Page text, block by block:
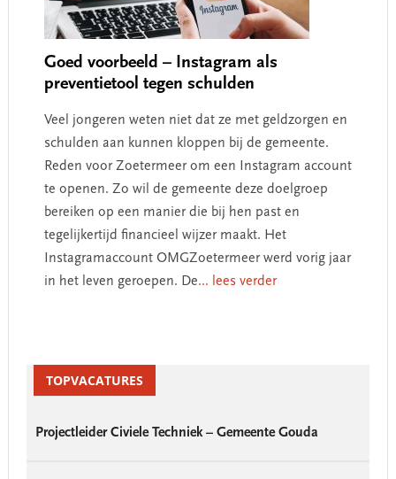
Goed voorbeeld – Instagram als
preventietool tegen schulden
Veel jongeren weten niet dat ze met geldzorgen en
schulden aan kunnen kloppen bij de gemeente.
Reden voor Zoetermeer om een Instagram account
te openen. Zo wil de gemeente deze doelgroep
bereiken op een manier die bij hen past en
tegelijkertijd financieel wijzer maakt. Het
Instagramaccount OMGZoetermeer werd vorig jaar
in het leven geroepen. De... lees verder
SidebarTOPVACATURES
Projectleider Civiele Techniek – Gemeente Gouda